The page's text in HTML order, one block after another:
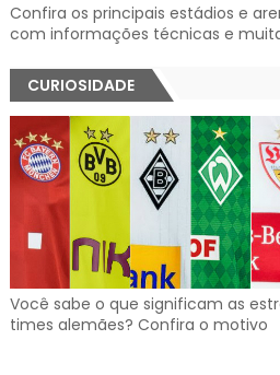
Confira os principais estádios e
com informações técnicas e
CURIOSIDADE
Você sabe o que significam as
times alemães? Confira o motivo